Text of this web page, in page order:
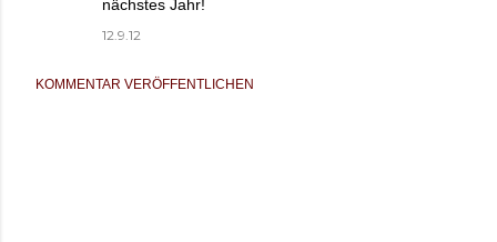
nächstes Jahr!
12.9.12
KOMMENTAR VERÖFFENTLICHEN